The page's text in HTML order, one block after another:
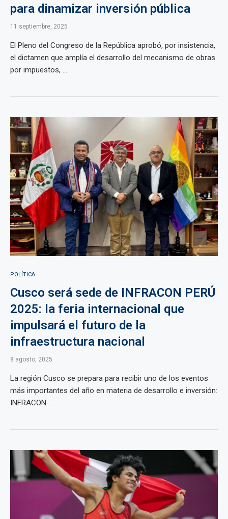
para dinamizar inversión pública
11 septiembre, 2025
El Pleno del Congreso de la República aprobó, por insistencia,
el dictamen que amplía el desarrollo del mecanismo de obras
por impuestos, ...
POLÍTICA
Cusco será sede de INFRACON PERÚ
2025: la feria internacional que
impulsará el futuro de la
infraestructura nacional
8 agosto, 2025
La región Cusco se prepara para recibir uno de los eventos
más importantes del año en materia de desarrollo e inversión:
INFRACON ...